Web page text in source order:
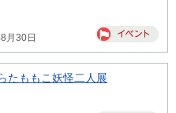
月30日
たももこ妖怪二人展